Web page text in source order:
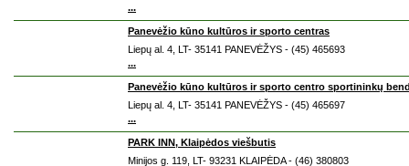
...
Panevėžio kūno kultūros ir sporto centras
Liepų al. 4, LT- 35141 PANEVĖŽYS - (45) 465693
...
Panevėžio kūno kultūros ir sporto centro sportininkų
Liepų al. 4, LT- 35141 PANEVĖŽYS - (45) 465697
...
PARK INN, Klaipėdos viešbutis
Minijos g. 119, LT- 93231 KLAIPĖDA - (46) 380803